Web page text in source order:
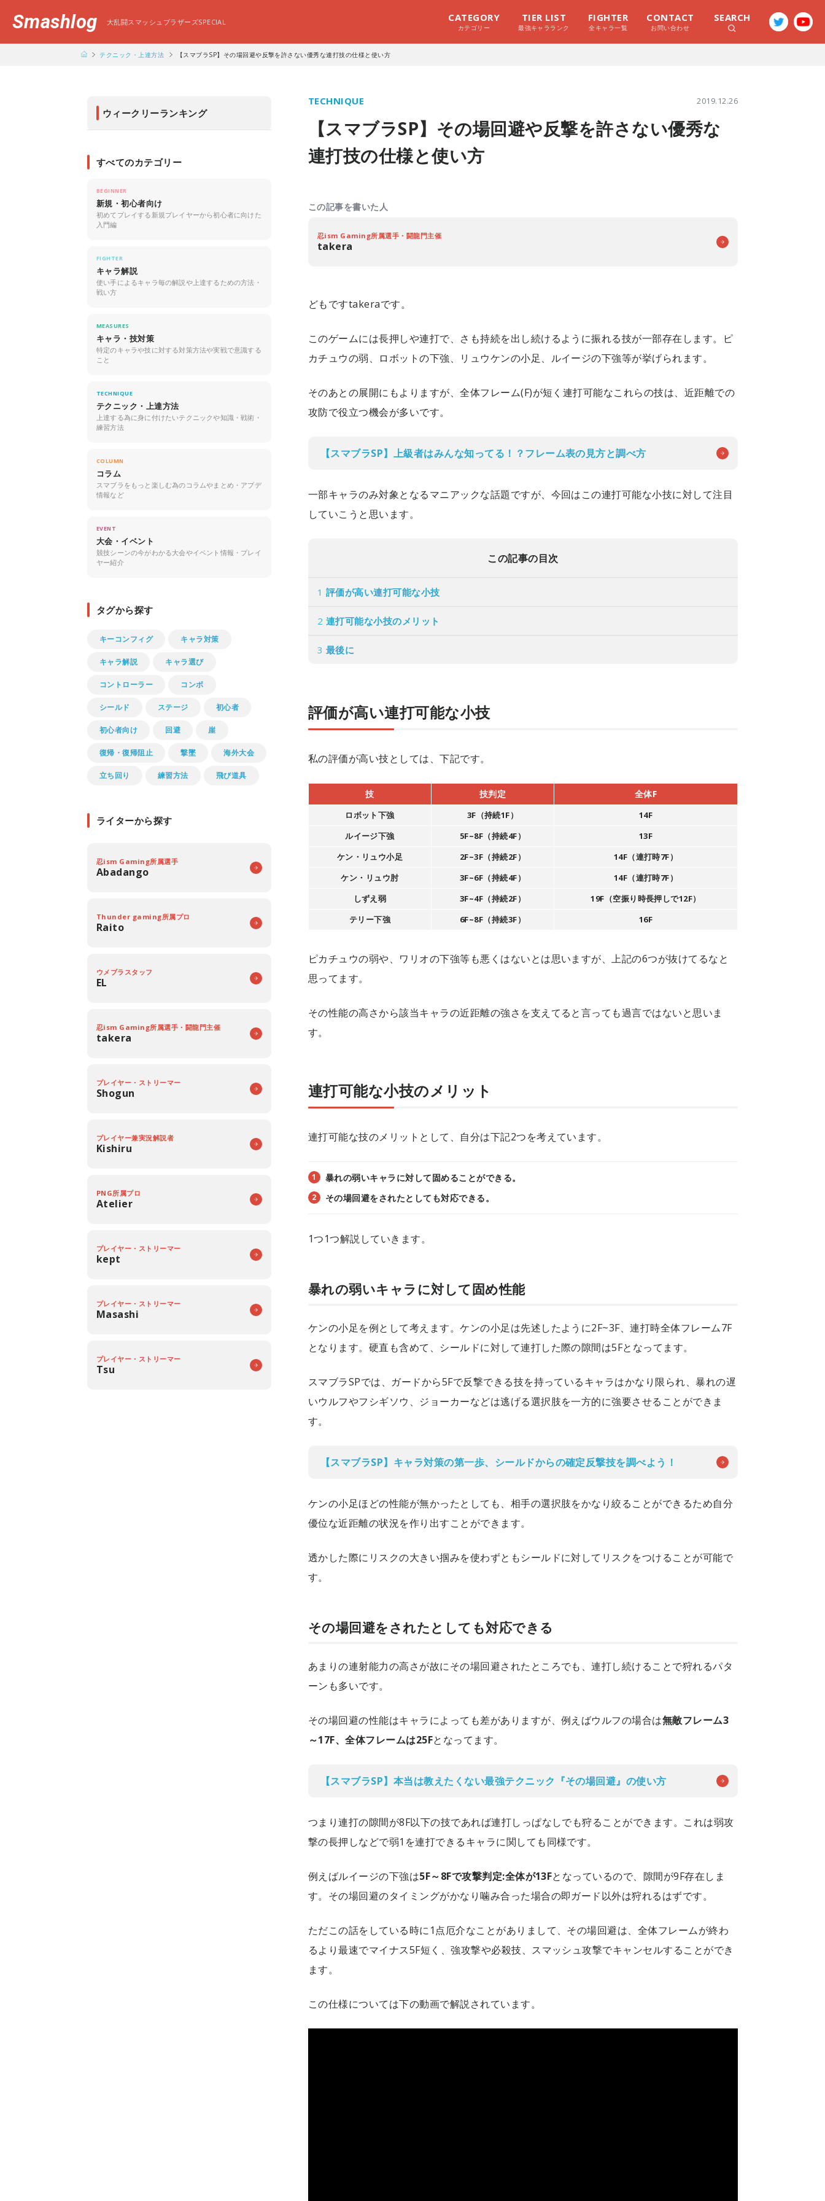
Smashlog 大乱闘スマッシュブラザーズSPECIAL CATEGORY
カテゴリー
TIER LIST
最強キャラランク
FIGHTER
全キャラ一覧
CONTACT
お問い合わせ
SEARCH
テクニック・上達方法 【スマブラSP】その場回避や反撃を許さない優秀な連打技の仕様と使い方
TECHNIQUE 2019.12.26
【スマブラSP】その場回避や反撃を許さない優秀な
連打技の仕様と使い方
この記事を書いた人
忍ism Gaming所属選手・闘龍門主催
takera
どもですtakeraです。
このゲームには長押しや連打で、さも持続を出し続けるように振れる技が一部存在します。ピ
カチュウの弱、ロボットの下強、リュウケンの小足、ルイージの下強等が挙げられます。
そのあとの展開にもよりますが、全体フレーム(F)が短く連打可能なこれらの技は、近距離での
攻防で役立つ機会が多いです。
【スマブラSP】上級者はみんな知ってる！？フレーム表の見方と調べ方
一部キャラのみ対象となるマニアックな話題ですが、今回はこの連打可能な小技に対して注目
していこうと思います。
この記事の目次
1 評価が高い連打可能な小技
2 連打可能な小技のメリット
3 最後に
評価が高い連打可能な小技
私の評価が高い技としては、下記です。
技 技判定 全体F
ロボット下強 3F（持続1F）
14F
ルイージ下強
5F~8F（持続4F）
13F
ケン・リュウ小足
2F~3F（持続2F）
14F（連打時7F）
ケン・リュウ肘
3F~6F（持続4F）
14F（連打時7F）
しずえ弱
3F~4F（持続2F）
19F（空振り時長押しで12F）
テリー下強
6F~8F（持続3F） 16F
ピカチュウの弱や、ワリオの下強等も悪くはないとは思いますが、上記の6つが抜けてるなと
思ってます。
その性能の高さから該当キャラの近距離の強さを支えてると言っても過言ではないと思いま
す。
連打可能な小技のメリット
連打可能な技のメリットとして、自分は下記2つを考えています。
暴れの弱いキャラに対して固めることができる。
その場回避をされたとしても対応できる。
1つ1つ解説していきます。
暴れの弱いキャラに対して固め性能
ケンの小足を例として考えます。ケンの小足は先述したように2F~3F、連打時全体フレーム7F
となります。硬直も含めて、シールドに対して連打した際の隙間は5Fとなってます。
スマブラSPでは、ガードから5Fで反撃できる技を持っているキャラはかなり限られ、暴れの遅
いウルフやフシギソウ、ジョーカーなどは逃げる選択肢を一方的に強要させることができま
す。
【スマブラSP】キャラ対策の第一歩、シールドからの確定反撃技を調べよう！
ケンの小足ほどの性能が無かったとしても、相手の選択肢をかなり絞ることができるため自分
優位な近距離の状況を作り出すことができます。
透かした際にリスクの大きい掴みを使わずともシールドに対してリスクをつけることが可能で
す。
その場回避をされたとしても対応できる
あまりの連射能力の高さが故にその場回避されたところでも、連打し続けることで狩れるパタ
ーンも多いです。
その場回避の性能はキャラによっても差がありますが、例えばウルフの場合は無敵フレーム3
～17F、全体フレームは25Fとなってます。
【スマブラSP】本当は教えたくない最強テクニック『その場回避』の使い方
つまり連打の隙間が8F以下の技であれば連打しっぱなしでも狩ることができます。これは弱攻
撃の長押しなどで弱1を連打できるキャラに関しても同様です。
例えばルイージの下強は5F～8Fで攻撃判定:全体が13Fとなっているので、隙間が9F存在しま
す。その場回避のタイミングがかなり噛み合った場合の即ガード以外は狩れるはずです。
ただこの話をしている時に1点厄介なことがありまして、その場回避は、全体フレームが終わ
るより最速でマイナス5F短く、強攻撃や必殺技、スマッシュ攻撃でキャンセルすることができ
ます。
この仕様については下の動画で解説されています。
ウィークリーランキング
すべてのカテゴリー
BEGINNER
新規・初心者向け
初めてプレイする新規プレイヤーから初心者に向けた
入門編
FIGHTER
キャラ解説
使い手によるキャラ毎の解説や上達するための方法・
戦い方
MEASURES
キャラ・技対策
特定のキャラや技に対する対策方法や実戦で意識する
こと
TECHNIQUE
テクニック・上達方法
上達する為に身に付けたいテクニックや知識・戦術・
練習方法
COLUMN
コラム
スマブラをもっと楽しむ為のコラムやまとめ・アプデ
情報など
EVENT
大会・イベント
競技シーンの今がわかる大会やイベント情報・プレイ
ヤー紹介
タグから探す
キーコンフィグ キャラ対策
キャラ解説 キャラ選び
コントローラー コンボ
シールド ステージ 初心者
初心者向け 回避 崖
復帰・復帰阻止 撃墜 海外大会
立ち回り 練習方法 飛び道具
ライターから探す
忍ism Gaming所属選手
Abadango
Thunder gaming所属プロ
Raito
ウメブラスタッフ
EL
忍ism Gaming所属選手・闘龍門主催
takera
プレイヤー・ストリーマー
Shogun
プレイヤー兼実況解説者
Kishiru
PNG所属プロ
Atelier
プレイヤー・ストリーマー
kept
プレイヤー・ストリーマー
Masashi
プレイヤー・ストリーマー
Tsu